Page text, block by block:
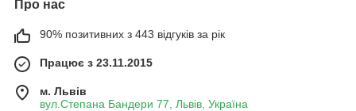
Про нас
90% позитивних з 443 відгуків за рік
Працює з 23.11.2015
м. Львів
вул.Степана Бандери 77, Львів, Україна